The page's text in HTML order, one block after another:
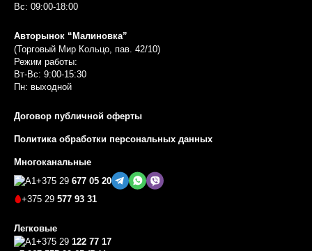
Вс: 09:00-18:00
Авторынок “Малиновка”
(Торговый Мир Кольцо, пав. 42/10)
Режим работы:
Вт-Вс: 9:00-15:30
Пн: выходной
Договор публичной оферты
Политика обработки персональных данных
Многоканальные
+375 29 677 05 20
+375 29 577 93 31
Легковые
+375 29 122 77 17